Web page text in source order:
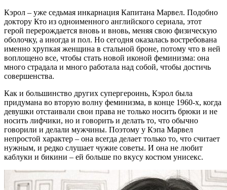
Кэрол – уже седьмая инкарнация Капитана Марвел. Подобно
доктору Кто из одноименного английского сериала, этот
герой перерождается вновь и вновь, меняя свою физическую
оболочку, а иногда и пол. Но сегодня оказалась востребована
именно хрупкая женщина в стальной броне, потому что в ней
воплощено все, чтобы стать новой иконой феминизма: она
много страдала и много работала над собой, чтобы достичь
совершенства.
Как и большинство других супергероинь, Кэрол была
придумана во вторую волну феминизма, в конце 1960-х, когда
девушки отстаивали свои права не только носить брюки и не
носить лифчики, но и говорить и делать то, что обычно
говорили и делали мужчины. Поэтому у Кэпа Марвел
непростой характер – она всегда делает только то, что считает
нужным, и редко слушает чужие советы. И она не любит
каблуки и бикини – ей больше по вкусу костюм унисекс.